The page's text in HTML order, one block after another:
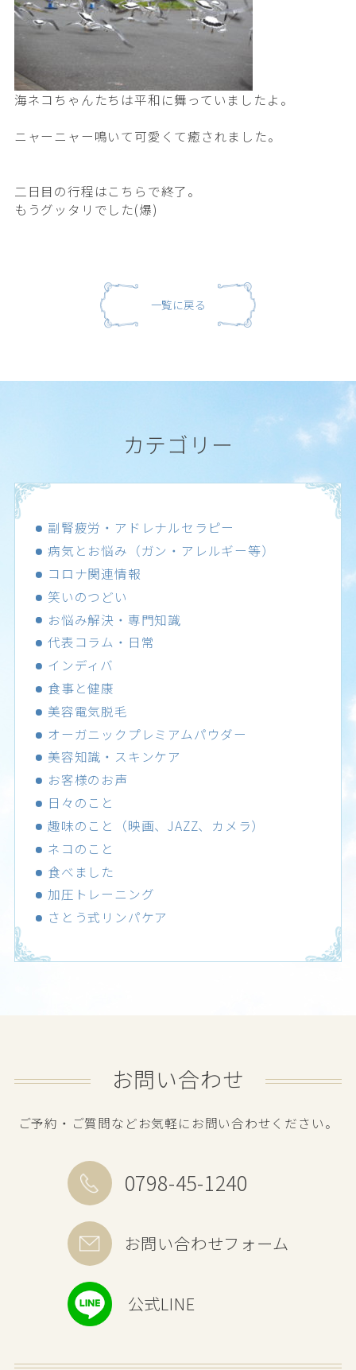
海ネコちゃんたちは平和に舞っていましたよ。
ニャーニャー鳴いて可愛くて癒されました。
二日目の行程はこちらで終了。
もうグッタリでした(爆)
一覧に戻る
カテゴリー
副腎疲労・アドレナルセラピー
病気とお悩み（ガン・アレルギー等）
コロナ関連情報
笑いのつどい
お悩み解決・専門知識
代表コラム・日常
インディバ
食事と健康
美容電気脱毛
オーガニックプレミアムパウダー
美容知識・スキンケア
お客様のお声
日々のこと
趣味のこと（映画、JAZZ、カメラ）
ネコのこと
食べました
加圧トレーニング
さとう式リンパケア
お問い合わせ
ご予約・ご質問などお気軽にお問い合わせください。
0798-45-1240
お問い合わせフォーム
公式LINE